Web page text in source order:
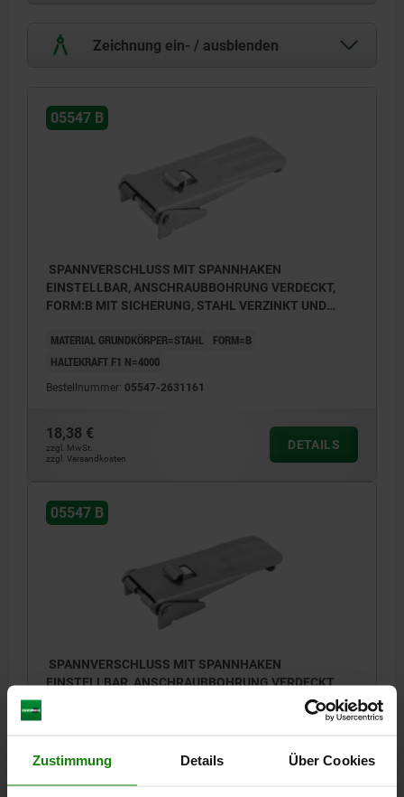
Zustimmung Details Über Cookies
Zeichnung ein- / ausblenden
1) Lochbilder für Montage mit Gegenhaken
05547 B
SPANNVERSCHLUSS MIT SPANNHAKEN
EINSTELLBAR, ANSCHRAUBBOHRUNG VERDECKT,
FORM:B MIT SICHERUNG, STAHL VERZINKT UND
MATERIAL GRUNDKÖRPER=STAHL
FORM=B
HALTEKRAFT F1 N=4000
Bestellnummer: 05547-2631161
18,38 €
zzgl. MwSt.
zzgl. Versandkosten
DETAILS
05547 B
SPANNVERSCHLUSS MIT SPANNHAKEN
EINSTELLBAR, ANSCHRAUBBOHRUNG VERDECKT,
FORM:B MIT SICHERUNG, EDELSTAHL 1.4301 BLANK,
HALTEKRAFT F1 N=4000
Bestellnummer:05547-2631162